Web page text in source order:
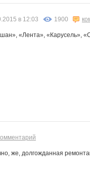
в 12:03 1900
«Лента», «Карусель»,
же, долгожданная